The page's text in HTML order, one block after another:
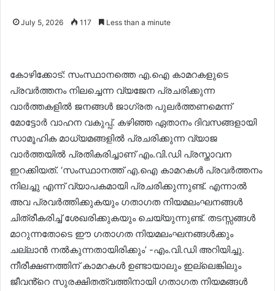
July 5, 2026 117 Less than a minute
കോഴിക്കോട്: സംസ്ഥാനത്തെ എ.ഐ കാമറകളുടെ
പ്രവർത്തനം നിലച്ചെന്ന വ്യജേന പ്രചരിക്കുന്ന
വാർത്തകളിൽ ജനങ്ങൾ ജാഗ്രത പുലർത്തണമെന്ന്
മോട്ടോർ വാഹന വകുപ്പ്. കഴിഞ്ഞ ഏതാനം ദിവസങ്ങളായി
സാമൂഹിക മാധ്യമങ്ങളിൽ പ്രചരിക്കുന്ന വ്യാജ
വാർത്തയിൽ പ്രതികരിച്ചാണ് എം.വി.ഡി പ്രസ്താവന
ഇറക്കിയത്. ‘സംസ്ഥാനത്ത് എ.ഐ കാമറകൾ പ്രവർത്തനം
നിലച്ചു എന്ന് വ്യാപകമായി പ്രചരിക്കുന്നുണ്ട്. എന്നാൽ
അവ പ്രവർത്തിക്കുകയും ഗതാഗത നിയമലംഘനങ്ങൾ
ചിത്രീകരിച്ച് ശേഖരിക്കുകയും ചെയ്യുന്നുണ്ട്. തടസ്സങ്ങൾ
മാറുന്നതോടെ ഈ ഗതാഗത നിയമലംഘനങ്ങൾക്കും
ചല്ലാൻ നൽകുന്നതായിരിക്കും’ -എം.വി.ഡി അറിയിച്ചു.
നീരീക്ഷണത്തിന് കാമറകൾ ഉണ്ടായാലും ഇല്ലെങ്കിലും
ജീവൻ്റെ സുരക്ഷിതത്വത്തിനായി ഗതാഗത നിയമങ്ങൾ